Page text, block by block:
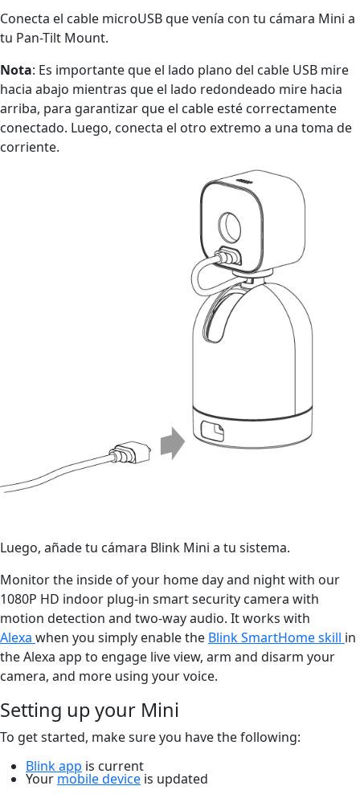
Conecta el cable microUSB que venía con tu cámara Mini a
tu Pan-Tilt Mount.
Nota: Es importante que el lado plano del cable USB mire
hacia abajo mientras que el lado redondeado mire hacia
arriba, para garantizar que el cable esté correctamente
conectado. Luego, conecta el otro extremo a una toma de
corriente.
Luego, añade tu cámara Blink Mini a tu sistema.
Monitor the inside of your home day and night with our
1080P HD indoor plug-in smart security camera with
motion detection and two-way audio. It works with
Alexa when you simply enable the Blink SmartHome skill in
the Alexa app to engage live view, arm and disarm your
camera, and more using your voice.
Setting up your Mini
To get started, make sure you have the following:
Blink app is current
Your mobile device is updated